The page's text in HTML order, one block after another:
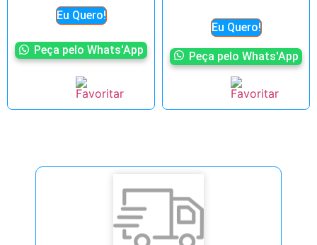
Eu Quero!
Peça pelo Whats'App
Eu Quero!
Peça pelo Whats'App